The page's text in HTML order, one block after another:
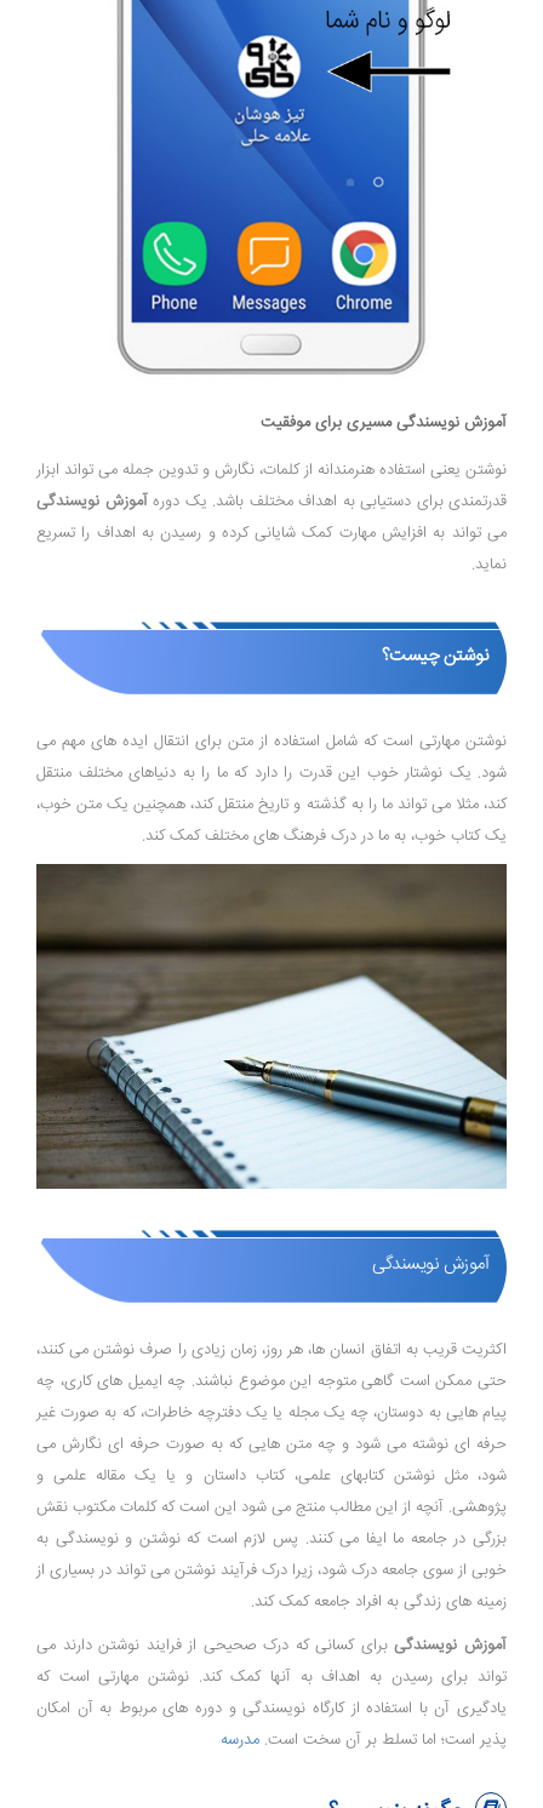
آموزش نویسندگی مسیری برای موفقیت
نوشتن یعنی استفاده هنرمندانه از کلمات، نگارش و تدوین جمله می تواند ابزار
قدرتمندی برای دستیابی به اهداف مختلف باشد. یک دورهآموزش نویسندگی
می تواند به افزایش مهارت کمک شایانی کرده و رسیدن به اهداف را تسریع
نماید.
نوشتن چیست؟
نوشتن مهارتی است که شامل استفاده از متن برای انتقال ایده های مهم می
شود. یک نوشتار خوب این قدرت را دارد که ما را به دنیاهای مختلف منتقل
کند، مثلا می تواند ما را به گذشته و تاریخ منتقل کند، همچنین یک متن خوب،
یک کتاب خوب، به ما در درک فرهنگ های مختلف کمک کند.
آموزش نویسندگی
اکثریت قریب به اتفاق انسان ها، هر روز، زمان زیادی را صرف نوشتن می کنند،
حتی ممکن است گاهی متوجه این موضوع نباشند. چه ایمیل های کاری، چه
پیام هایی به دوستان، چه یک مجله یا یک دفترچه خاطرات، که به صورت غیر
حرفه ای نوشته می شود و چه متن هایی که به صورت حرفه ای نگارش می
شود، مثل نوشتن کتابهای علمی، کتاب داستان و یا یک مقاله علمی و
پژوهشی. آنچه از این مطالب منتج می شود این است که کلمات مکتوب نقش
بزرگی در جامعه ما ایفا می کنند. پس لازم است که نوشتن و نویسندگی به
خوبی از سوی جامعه درک شود، زیرا درک فرآیند نوشتن می تواند در بسیاری از
زمینه های زندگی به افراد جامعه کمک کند.
آموزش نویسندگیبرای کسانی که درک صحیحی از فرایند نوشتن دارند می
تواند برای رسیدن به اهداف به آنها کمک کند. نوشتن مهارتی است که
یادگیری آن با استفاده از کارگاه نویسندگی و دوره های مربوط به آن امکان
پذیر است؛ اما تسلط بر آن سخت است. مدرسه